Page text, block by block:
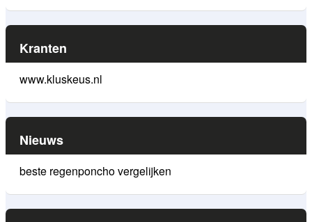
Kranten
www.kluskeus.nl
Nieuws
beste regenponcho vergelijken